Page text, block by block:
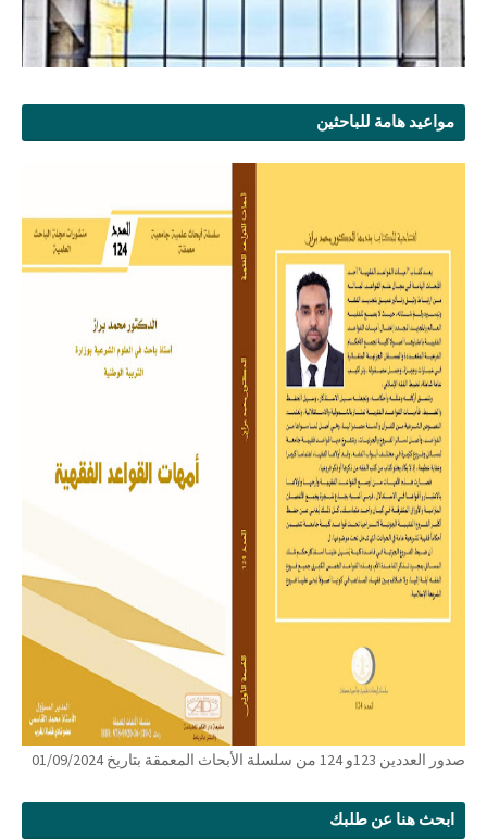
مواعيد هامة للباحثين
صدور العددين 123و 124 من سلسلة الأبحاث المعمقة بتاريخ 01/09/2024
ابحث هنا عن طلبك